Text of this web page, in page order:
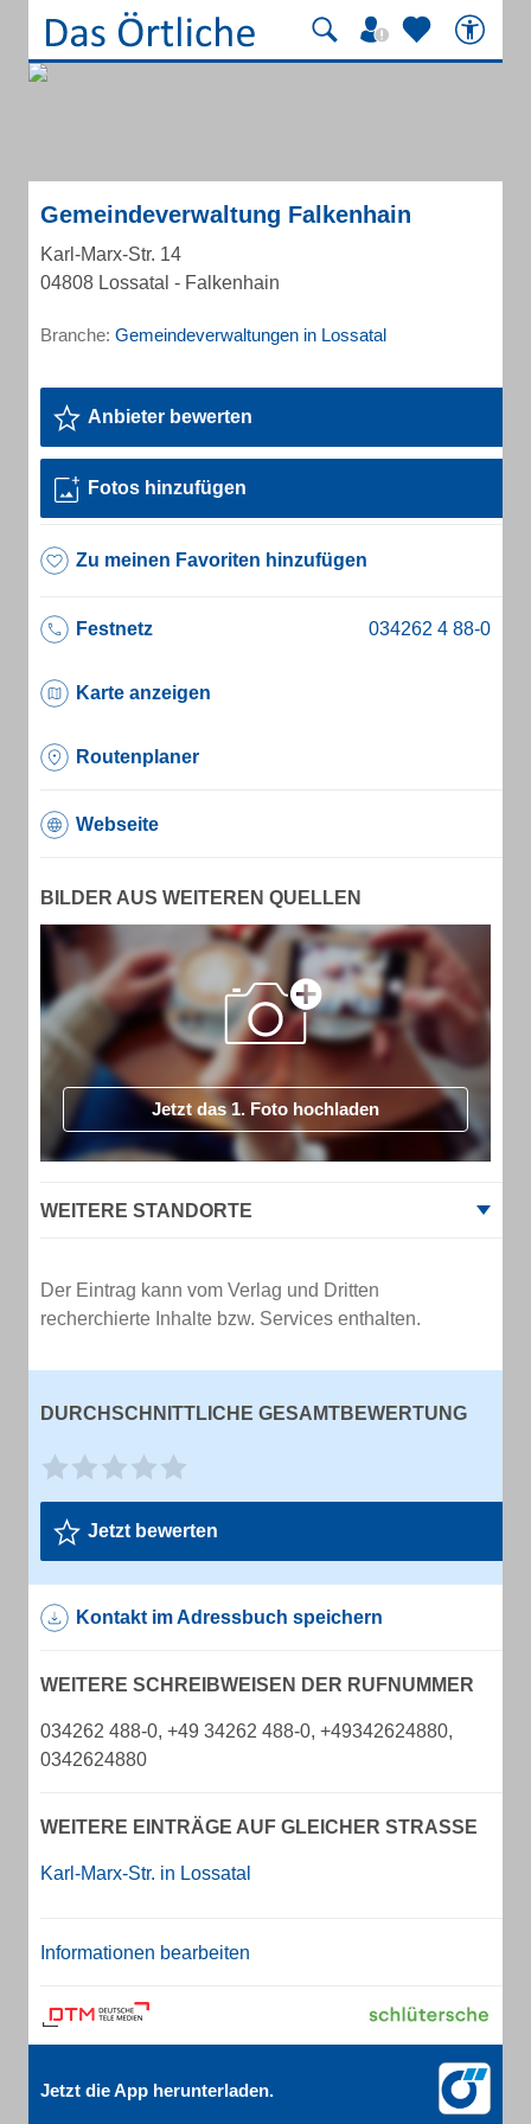
Gemeindeverwaltung Falkenhain
Karl-Marx-Str. 14
04808 Lossatal - Falkenhain
Branche: Gemeindeverwaltungen in Lossatal
Anbieter bewerten
Fotos hinzufügen
Zu meinen Favoriten hinzufügen
Festnetz
Karte anzeigen
Routenplaner
Webseite
BILDER AUS WEITEREN QUELLEN
Jetzt das 1. Foto hochladen
WEITERE STANDORTE
Der Eintrag kann vom Verlag und Dritten
recherchierte Inhalte bzw. Services enthalten.
DURCHSCHNITTLICHE GESAMTBEWERTUNG
Jetzt bewerten
Kontakt im Adressbuch speichern
WEITERE SCHREIBWEISEN DER RUFNUMMER
034262 488-0, +49 34262 488-0, +49342624880,
0342624880
WEITERE EINTRÄGE AUF GLEICHER STRASSE
Karl-Marx-Str. in Lossatal
Informationen bearbeiten
Jetzt die App herunterladen.